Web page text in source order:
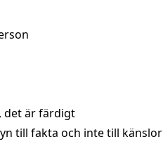
det är färdigt
till fakta och inte till känslor